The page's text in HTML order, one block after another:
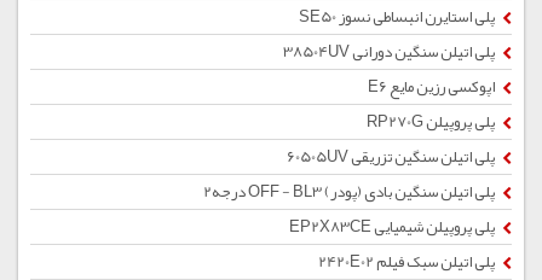
پلی استایرن انبساطی نسوز SE50
پلی اتیلن سنگین دورانی 38504UV
اپوکسی رزین مایع E6
پلی پروپیلن RP270G
پلی اتیلن سنگین تزریقی 60505UV
پلی اتیلن سنگین بادی (پودر) OFF - BL3 درجه2
پلی پروپیلن شیمیایی EP2X83CE
پلی اتیلن سبک فیلم 2420E02